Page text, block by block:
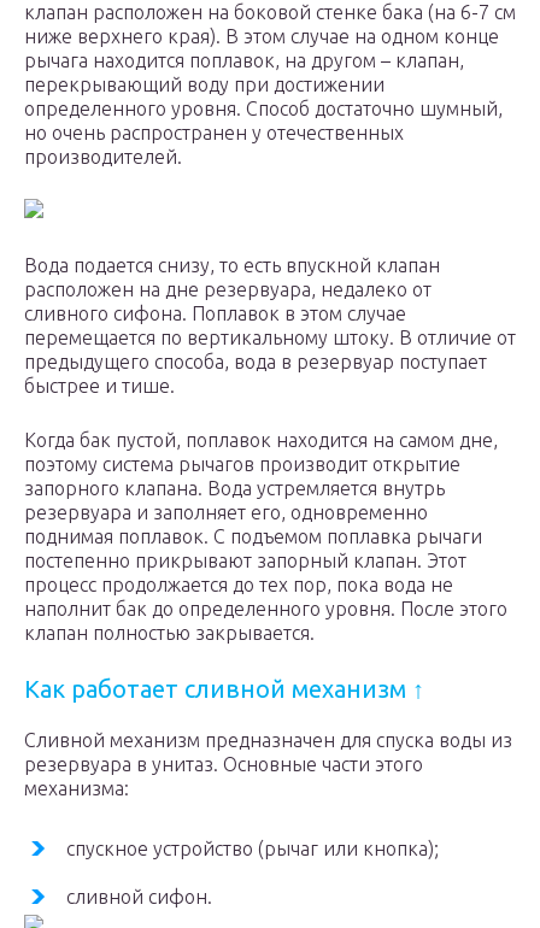
клапан расположен на боковой стенке бака (на 6-7 см
ниже верхнего края). В этом случае на одном конце
рычага находится поплавок, на другом – клапан,
перекрывающий воду при достижении
определенного уровня. Способ достаточно шумный,
но очень распространен у отечественных
производителей.
Вода подается снизу, то есть впускной клапан
расположен на дне резервуара, недалеко от
сливного сифона. Поплавок в этом случае
перемещается по вертикальному штоку. В отличие от
предыдущего способа, вода в резервуар поступает
быстрее и тише.
Когда бак пустой, поплавок находится на самом дне,
поэтому система рычагов производит открытие
запорного клапана. Вода устремляется внутрь
резервуара и заполняет его, одновременно
поднимая поплавок. С подъемом поплавка рычаги
постепенно прикрывают запорный клапан. Этот
процесс продолжается до тех пор, пока вода не
наполнит бак до определенного уровня. После этого
клапан полностью закрывается.
Как работает сливной механизм ↑
Сливной механизм предназначен для спуска воды из
резервуара в унитаз. Основные части этого
механизма:
спускное устройство (рычаг или кнопка);
сливной сифон.